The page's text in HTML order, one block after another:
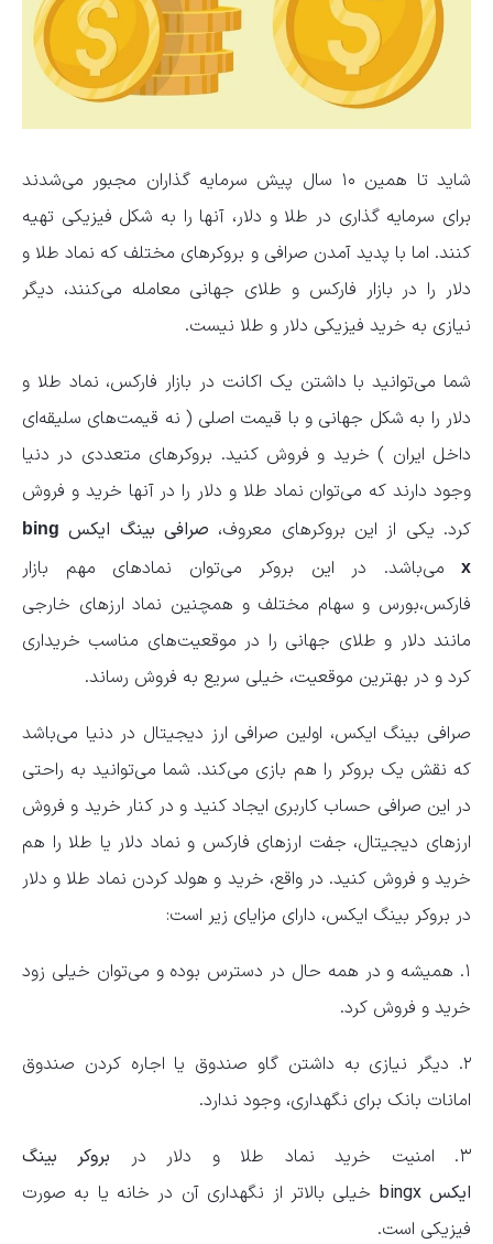
شاید تا همین ۱۰ سال پیش سرمایه گذاران مجبور می‌شدند
برای سرمایه گذاری در طلا و دلار، آنها را به شکل فیزیکی تهیه
کنند. اما با پدید آمدن صرافی و بروکرهای مختلف که نماد طلا و
دلار را در بازار فارکس و طلای جهانی معامله می‌کنند، دیگر
نیازی به خرید فیزیکی دلار و طلا نیست.
شما می‌توانید با داشتن یک اکانت در بازار فارکس، نماد طلا و
دلار را به شکل جهانی و با قیمت اصلی ( نه قیمت‌های سلیقه‌ای
داخل ایران ) خرید و فروش کنید. بروکرهای متعددی در دنیا
وجود دارند که می‌توان نماد طلا و دلار را در آنها خرید و فروش
کرد. یکی از این بروکرهای معروف، صرافی بینگ ایکس bing
x
می‌باشد. در این بروکر می‌توان نمادهای مهم بازار
فارکس،بورس و سهام مختلف و همچنین نماد ارزهای خارجی
مانند دلار و طلای جهانی را در موقعیت‌های مناسب خریداری
کرد و در بهترین موقعیت، خیلی سریع به فروش رساند.
صرافی بینگ ایکس، اولین صرافی ارز دیجیتال در دنیا می‌باشد
که نقش یک بروکر را هم بازی می‌کند. شما می‌توانید به راحتی
در این صرافی حساب کاربری ایجاد کنید و در کنار خرید و فروش
ارزهای دیجیتال، جفت ارزهای فارکس و نماد دلار یا طلا را هم
خرید و فروش کنید. در واقع، خرید و هولد کردن نماد طلا و دلار
در بروکر بینگ ایکس، دارای مزایای زیر است:
۱. همیشه و در همه حال در دسترس بوده و می‌توان خیلی زود
خرید و فروش کرد.
۲. دیگر نیازی به داشتن گاو صندوق یا اجاره کردن صندوق
امانات بانک برای نگهداری، وجود ندارد.
۳. امنیت خرید نماد طلا و دلار در
بروکر بینگ
ایکسbingx خیلی بالاتر از نگهداری آن در خانه یا به صورت
فیزیکی است.